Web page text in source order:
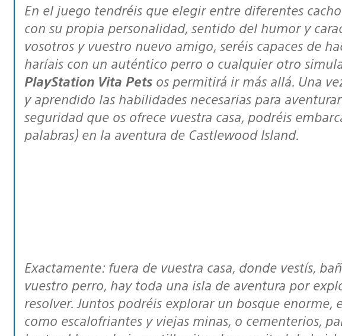
En el juego tendréis que elegir entre diferentes cachorros, cada uno de ellos
con su propia personalidad, sentido del humor y
vosotros y vuestro nuevo amigo, seréis capaces de
haríais con un auténtico perro o cualquier otro
PlayStation Vita Pets os permitirá ir más allá. Una
y aprendido las habilidades necesarias para
seguridad que os ofrece vuestra casa, podréis
palabras) en la aventura de Castlewood Island.
Exactamente: fuera de vuestra casa, donde vestís, bañáis, jugáis y entrenáis a
vuestro perro, hay toda una isla de aventura por
resolver. Juntos podréis explorar un bosque enorme,
como escalofriantes y viejas minas, o cementerios,